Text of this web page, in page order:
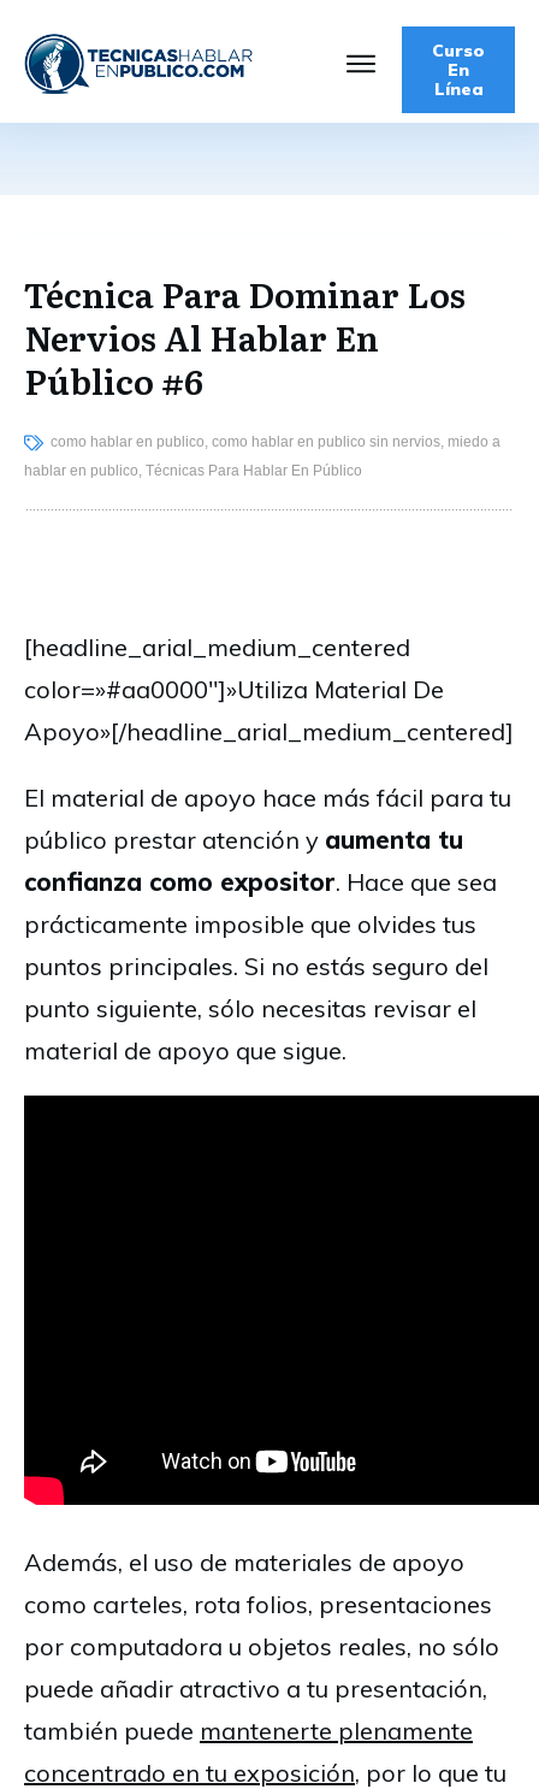
Curso
En
Línea
Técnica Para Dominar Los
Nervios Al Hablar En
Público #6
como hablar en publico, como hablar en publico sin nervios, miedo a
hablar en publico, Técnicas Para Hablar En Público
[headline_arial_medium_centered
color=»#aa0000″]»Utiliza Material De
Apoyo»[/headline_arial_medium_centered]
El material de apoyo hace más fácil para tu
público prestar atención y aumenta tu
confianza como expositor. Hace que sea
prácticamente imposible que olvides tus
puntos principales. Si no estás seguro del
punto siguiente, sólo necesitas revisar el
material de apoyo que sigue.
Además, el uso de materiales de apoyo
como carteles, rota folios, presentaciones
por computadora u objetos reales, no sólo
puede añadir atractivo a tu presentación,
también puede mantenerte plenamente
concentrado en tu exposición, por lo que tu